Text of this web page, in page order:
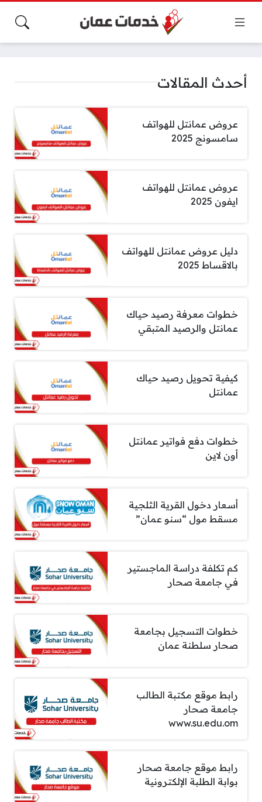
أحدث المقالات
عروض عمانتل للهواتف
سامسونج 2025
عروض عمانتل للهواتف
ايفون 2025
دليل عروض عمانتل للهواتف
بالاقساط 2025
خطوات معرفة رصيد حياك
عمانتل والرصيد المتبقي
كيفية تحويل رصيد حياك
عمانتل
خطوات دفع فواتير عمانتل
أون لاين
أسعار دخول القرية الثلجية
مسقط مول “سنو عمان”
كم تكلفة دراسة الماجستير
في جامعة صحار
خطوات التسجيل بجامعة
صحار سلطنة عمان
رابط موقع مكتبة الطالب
جامعة صحار
www.su.edu.om
رابط موقع جامعة صحار
بوابة الطلبة الإلكترونية